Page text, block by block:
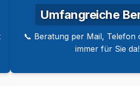
Umfangreiche
📞 Beratung per Mail, Telefon
immer für Sie da!